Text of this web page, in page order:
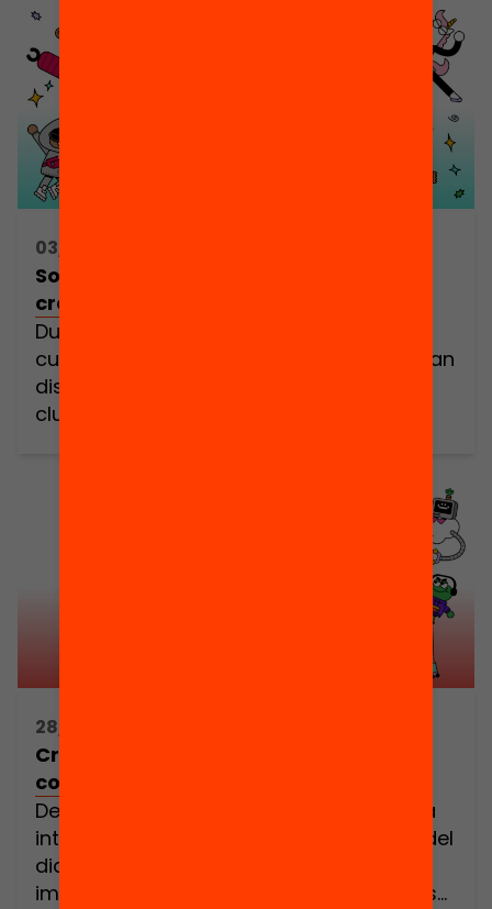
aquesta trobada festiva i comunitària
tothom hi és benvingut. Però sobretot
cridem a totes les que formeu part de […]
03/06/2025 16:30h - 18:30h
Som Coders! / REUS: Fira de la
creativitat digital
Durant aquest curs, milers d’infants
curiosos, creatius i valent (els coders) han
dissenyat els seus propis projectes als
clubs de codi. Ha arribat el moment
cridem a totes les que formeu part de […]
28/05/2025 17:00h - 19:00h
Créixer amb la IA / SALT: Jornada
comunitària, crítica i pràctica
Des de les escoles i les llars veiem que la
intel·ligència artificial (IA) ja forma part del
dia a dia dels nostres infants: generen
imatges amb ella, la fan servir per fer els